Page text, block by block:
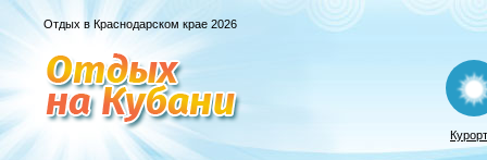
Отдых в Краснодарском крае 2026